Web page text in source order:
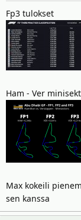
j
a
Fp3 tulokset
Ham - Ver
Max kokeili
sen kanssa